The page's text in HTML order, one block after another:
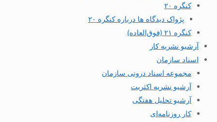
کنگره ۲۰
پژواک دیدگاه ها درباره کنگره ۲۰
کنگره ۲۱ (فوق‌العاده)
آرشیو نشریه کار
اسناد سازمان
مجموعه اسناد درونی سازمان
آرشیو نشریه اکثریت
آرشیو تحلیل هفتگی
کار روزنامه‌ای